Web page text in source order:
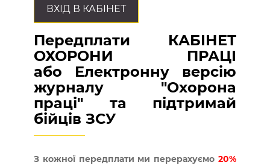
ВХІД В КАБІНЕТ
Передплати КАБІНЕТ
ОХОРОНИ ПРАЦІ
або Електронну версію
журналу "Охорона
праці" та підтримай
бійців ЗСУ
З кожної передплати ми перерахуємо20%